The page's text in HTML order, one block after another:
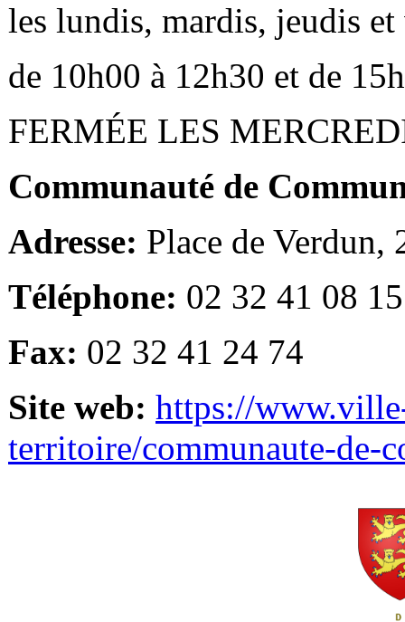
les lundis, mardis, jeudis et
de 10h00 à 12h30 et de
FERMÉE LES
Communauté de
Adresse: Place de Verdun,
Téléphone: 02 32 41 08 15
Fax: 02 32 41 24 74
Site web: https://
territoire/communaute-de-